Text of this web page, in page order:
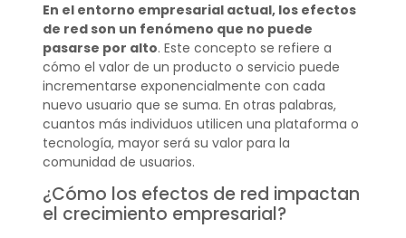
En el entorno empresarial actual, los efectos
de red son un fenómeno que no puede
pasarse por alto. Este concepto se refiere a
cómo el valor de un producto o servicio puede
incrementarse exponencialmente con cada
nuevo usuario que se suma. En otras palabras,
cuantos más individuos utilicen una plataforma o
tecnología, mayor será su valor para la
comunidad de usuarios.
¿Cómo los efectos de red impactan
el crecimiento empresarial?